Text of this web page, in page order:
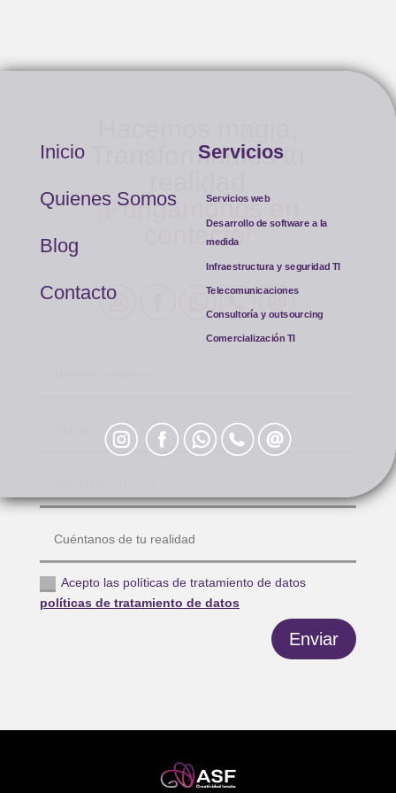
Inicio
Quienes Somos
Blog
Contacto
Servicios
Servicios web
Desarrollo de software a la
medida
Infraestructura y seguridad TI
Telecomunicaciones
Consultoría y outsourcing
Comercialización TI
Transformamos tu
¡Pongámonos en
contacto!
Acepto las políticas de tratamiento de datos
políticas de tratamiento de datos
Enviar